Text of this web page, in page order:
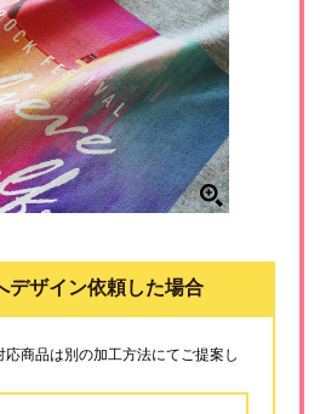
デザイン依頼した場合
商品は別の加工方法にてご提案し